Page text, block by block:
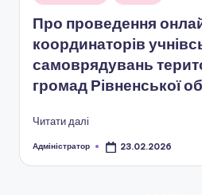
Про проведення
координаторів
самоврядувань
громад Рівненської
Читати далі
Опубліковано
Адміністратор 23.02.2026